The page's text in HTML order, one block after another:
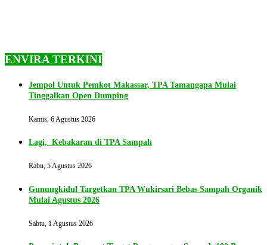
ENVIRA TERKINI
Jempol Untuk Pemkot Makassar, TPA Tamangapa Mulai
Tinggalkan Open Dumping
Kamis, 6 Agustus 2026
Lagi, Kebakaran di TPA Sampah
Rabu, 5 Agustus 2026
Gunungkidul Targetkan TPA Wukirsari Bebas Sampah Organik
Mulai Agustus 2026
Sabtu, 1 Agustus 2026